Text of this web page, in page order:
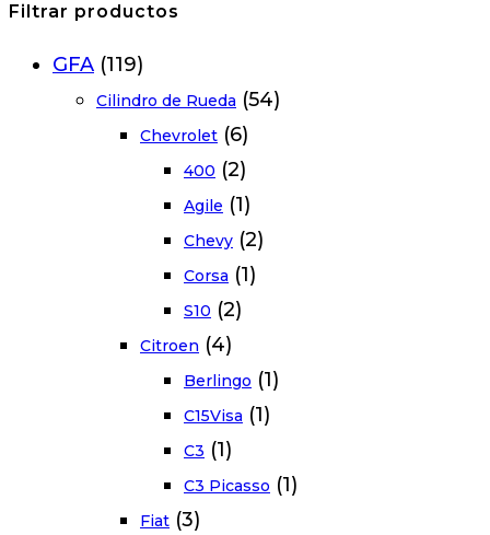
Filtrar productos
GFA (119)
Cilindro de Rueda (54)
Chevrolet (6)
400 (2)
Agile (1)
Chevy (2)
Corsa (1)
S10 (2)
Citroen (4)
Berlingo (1)
C15Visa (1)
C3 (1)
C3 Picasso (1)
Fiat (3)